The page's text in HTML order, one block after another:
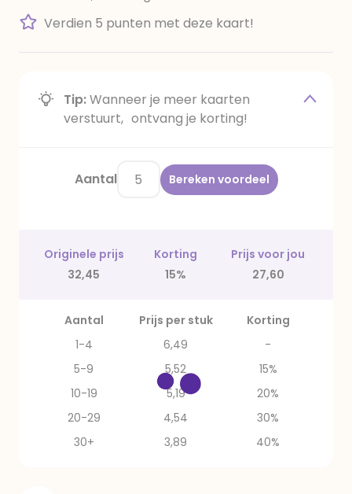
Verdien 5 punten met deze kaart!
Tip:Wanneer je meer kaarten
verstuurt, ontvang je korting!
Aantal Bereken voordeel
Originele prijs Korting
Prijs voor jou
32,45
15% 27,60
Aantal Prijs per stuk
Korting
1-4
6,49
-
5-9
5,52
15%
10-19
5,19
20%
20-29
4,54
30%
30+
3,89 40%